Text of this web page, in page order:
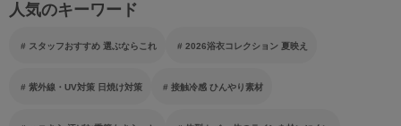
人気のキーワード
スタッフおすすめ 選ぶならこれ 2026浴衣コレクション 夏映え
紫外線・UV対策 日焼け対策 接触冷感 ひんやり素材